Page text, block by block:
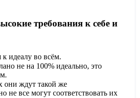
требования к себе и
к идеалу во всём.
не на 100% идеально, это
ждут такой же
не все могут соответствовать их